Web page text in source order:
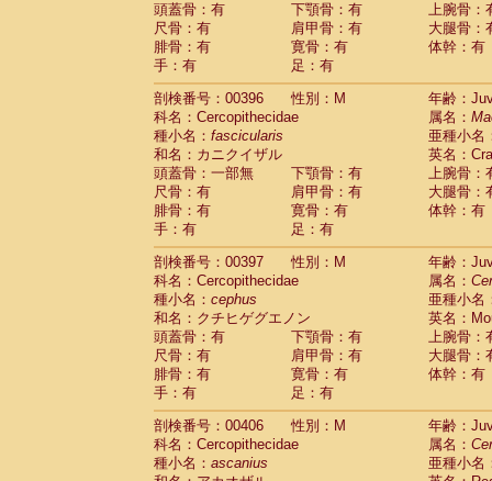
頭蓋骨：有
下顎骨：有
上腕骨：
尺骨：有
肩甲骨：有
大腿骨：
腓骨：有
寛骨：有
体幹：有
手：有
足：有
剖検番号：00396
性別：M
年齢：
科名：Cercopithecidae
属名：
種小名： fascicularis
亜種小名
和名：カニクイザル
英名：
頭蓋骨：一部無
下顎骨：有
上腕骨：
尺骨：有
肩甲骨：有
大腿骨：
腓骨：有
寛骨：有
体幹：有
手：有
足：有
剖検番号：00397
性別：M
年齢：
科名：Cercopithecidae
属名：
種小名： cephus
亜種小名
和名：クチヒゲグエノン
英名：
頭蓋骨：有
下顎骨：有
上腕骨：
尺骨：有
肩甲骨：有
大腿骨：
腓骨：有
寛骨：有
体幹：有
手：有
足：有
剖検番号：00406
性別：M
年齢：
科名：Cercopithecidae
属名：
種小名： ascanius
亜種小名